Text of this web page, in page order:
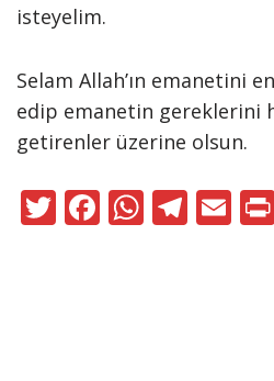
isteyelim.
Selam Allah’ın emanetini
edip emanetin gereklerini
getirenler üzerine olsun.
T F W T E